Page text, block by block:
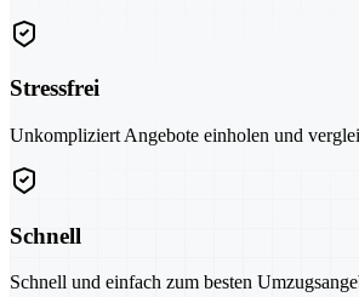
Stressfrei
Unkompliziert Angebote einholen und
Schnell
Schnell und einfach zum besten